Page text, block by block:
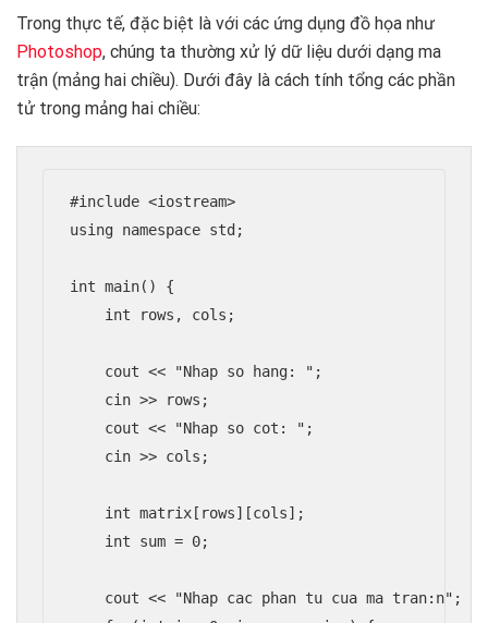
Trong thực tế, đặc biệt là với các ứng dụng đồ họa như
Photoshop, chúng ta thường xử lý dữ liệu dưới dạng ma
trận (mảng hai chiều). Dưới đây là cách tính tổng các phần
tử trong mảng hai chiều:
#include <iostream>
using namespace std;
int main() {
    int rows, cols;
    cout << "Nhap so hang: ";
    cin >> rows;
    cout << "Nhap so cot: ";
    cin >> cols;
    int matrix[rows][cols];
    int sum = 0;
    cout << "Nhap cac phan tu cua ma tran:n";